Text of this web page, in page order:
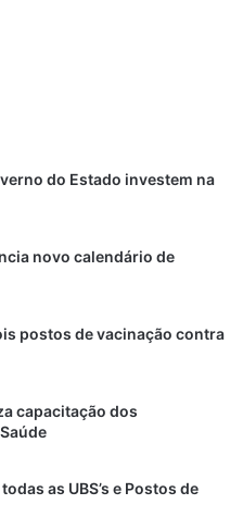
por muitos”,
(Janico).
do Estado investem na
novo calendário de
postos de vacinação contra
capacitação dos
as UBS’s e Postos de